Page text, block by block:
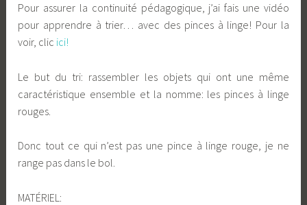
Pour assurer la continuité pédagogique, j’ai fais une vidéo
pour apprendre à trier… avec des pinces à linge! Pour la
voir, clic ici!
Le but du tri: rassembler les objets qui ont une même
caractéristique ensemble et la nomme: les pinces à linge
rouges.
Donc tout ce qui n’est pas une pince à linge rouge, je ne
range pas dans le bol.
MATÉRIEL: